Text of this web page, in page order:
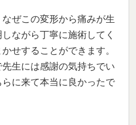
に来て本当に良かったで